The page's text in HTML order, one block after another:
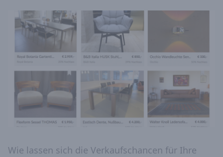
Wie lassen sich die Verkaufschancen für Ihre